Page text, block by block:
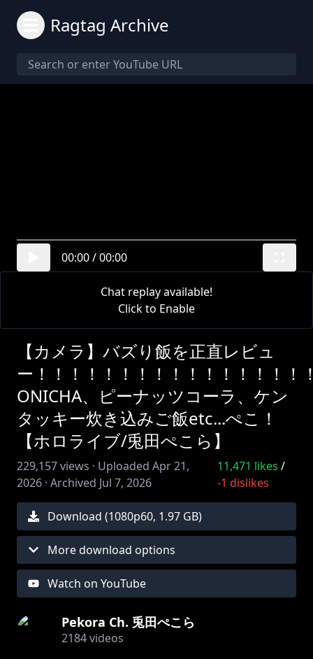
Ragtag Archive
00:00/00:00
Chat replay available!
Click to Enable
【カメラ】バズり飯を正直レビュ
ー！！！！！！！！！！！！！！！！
ONICHA、ピーナッツコーラ、ケン
タッキー炊き込みご飯etc...ぺこ！
【ホロライブ/兎田ぺこら】
229,157views · Uploaded Apr 21,
2026 · Archived Jul 7, 2026
11,471 likes /
-1 dislikes
Download (1080p60, 1.97 GB)
More download options
Watch on YouTube
Pekora Ch. 兎田ぺこら
2184videos